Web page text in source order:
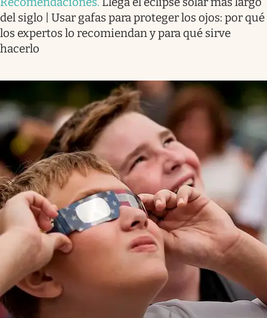
del siglo | Usar gafas para proteger los ojos: por qué
los expertos lo recomiendan y para qué sirve
hacerlo